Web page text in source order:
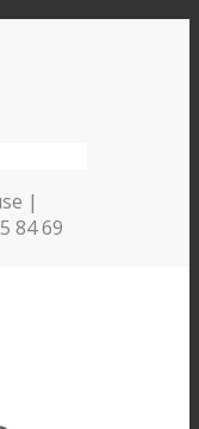
|
84 69